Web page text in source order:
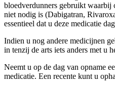
bloedverdunners gebruikt waarbij
niet nodig is (Dabigatran,
essentieel dat u deze medicatie
Indien u nog andere medicijnen
in tenzij de arts iets anders met u
Neemt u op de dag van opname
medicatie. Een recente kunt u